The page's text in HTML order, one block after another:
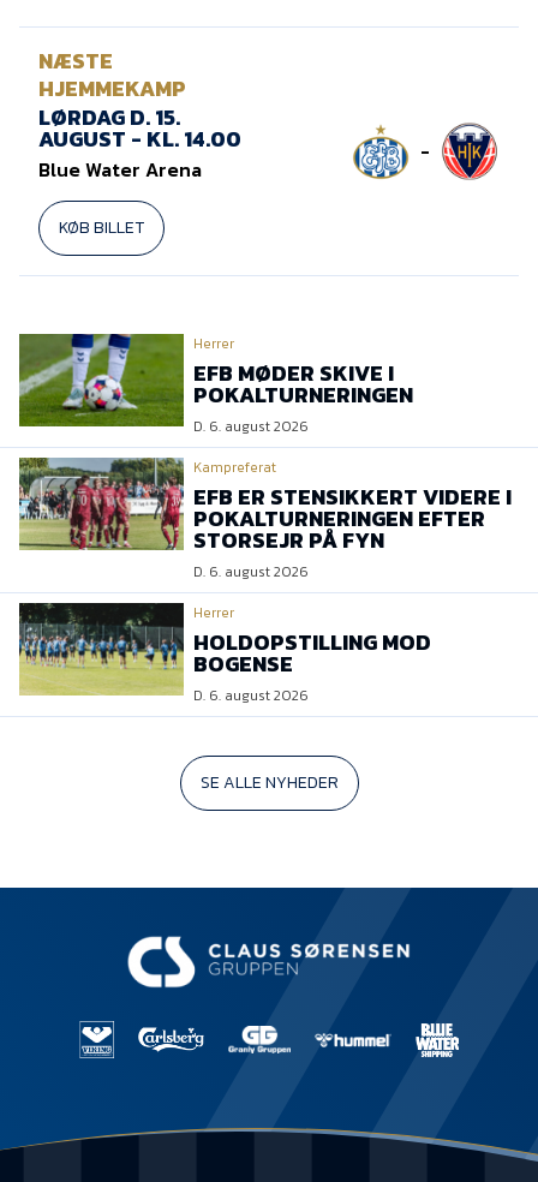
NÆSTE
HJEMMEKAMP
LØRDAG D. 15.
AUGUST - KL. 14.00
Blue Water Arena
KØB BILLET
-
Herrer
EFB MØDER SKIVE I
POKALTURNERINGEN
D. 6. august 2026
Kampreferat
EFB ER STENSIKKERT VIDERE I
POKALTURNERINGEN EFTER
STORSEJR PÅ FYN
D. 6. august 2026
Herrer
HOLDOPSTILLING MOD
BOGENSE
D. 6. august 2026
SE ALLE NYHEDER